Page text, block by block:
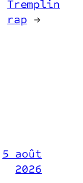
Tremplin
rap →
5 août
2026